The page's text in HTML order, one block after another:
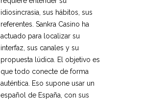
idiosincrasia, sus hábitos, sus
referentes. Sankra Casino ha
actuado para localizar su
interfaz, sus canales y su
propuesta lúdica. El objetivo es
que todo conecte de forma
auténtica. Eso supone usar un
español de España, con sus